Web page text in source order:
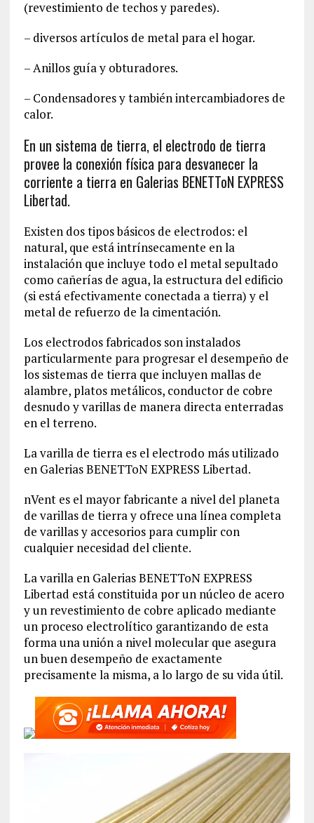
(revestimiento de techos y paredes).
– diversos artículos de metal para el hogar.
– Anillos guía y obturadores.
– Condensadores y también intercambiadores de
calor.
En un sistema de tierra, el electrodo de tierra
provee la conexión física para desvanecer la
corriente a tierra en Galerias BENETToN EXPRESS
Libertad.
Existen dos tipos básicos de electrodos: el
natural, que está intrínsecamente en la
instalación que incluye todo el metal sepultado
como cañerías de agua, la estructura del edificio
(si está efectivamente conectada a tierra) y el
metal de refuerzo de la cimentación.
Los electrodos fabricados son instalados
particularmente para progresar el desempeño de
los sistemas de tierra que incluyen mallas de
alambre, platos metálicos, conductor de cobre
desnudo y varillas de manera directa enterradas
en el terreno.
La varilla de tierra es el electrodo más utilizado
en Galerias BENETToN EXPRESS Libertad.
nVent es el mayor fabricante a nivel del planeta
de varillas de tierra y ofrece una línea completa
de varillas y accesorios para cumplir con
cualquier necesidad del cliente.
La varilla en Galerias BENETToN EXPRESS
Libertad está constituida por un núcleo de acero
y un revestimiento de cobre aplicado mediante
un proceso electrolítico garantizando de esta
forma una unión a nivel molecular que asegura
un buen desempeño de exactamente
precisamente la misma, a lo largo de su vida útil.